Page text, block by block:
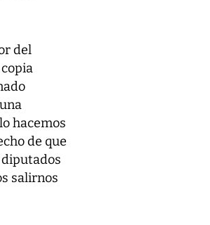
del
hacemos
de que
salirnos